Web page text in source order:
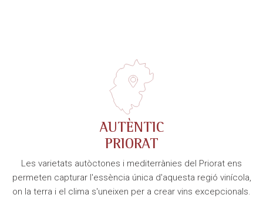
AUTÈNTIC
PRIORAT
Les varietats autòctones i mediterrànies del Priorat ens
permeten capturar l'essència única d'aquesta regió vinícola,
on la terra i el clima s'uneixen per a crear vins excepcionals.